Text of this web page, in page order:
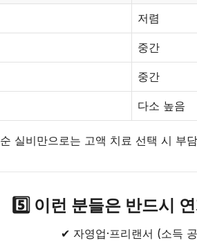
저렴
중간
중간
다소 높음
실비만으로는 고액 치료 선택 시 부
5️⃣ 이런 분들은 반드시
✔ 자영업·프리랜서 (소득